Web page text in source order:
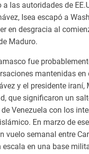
las autoridades de
Isea escapó a
en desgracia al
Maduro.
fue
mantenidas en
y el presidente iraní,
que significaron un
Venezuela con los
En marzo de
vuelo semanal entre
escala en una base